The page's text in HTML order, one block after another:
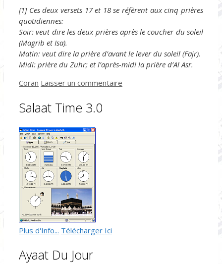
[1] Ces deux versets 17 et 18 se réfèrent aux cinq prières
quotidiennes:
Soir: veut dire les deux prières après le coucher du soleil
(Magrib et Isa).
Matin: veut dire la prière d’avant le lever du soleil (Fajr).
Midi: prière du Zuhr; et l’après-midi la prière d’Al Asr.
Catégories
Coran Laisser un commentaire
Salaat Time 3.0
Plus d'Info... Télécharger Ici
Ayaat Du Jour